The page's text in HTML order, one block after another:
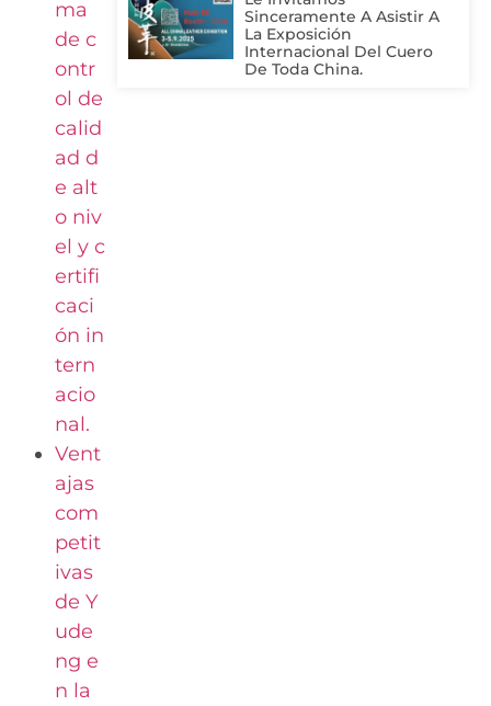
ma
de c
ontr
ol de
calid
ad d
e alt
o niv
el y c
ertifi
caci
ón in
tern
acio
nal.
Vent
ajas
com
petit
ivas
de Y
ude
ng e
n la
Sinceramente A Asistir A
La Exposición
Internacional Del Cuero
De Toda China.